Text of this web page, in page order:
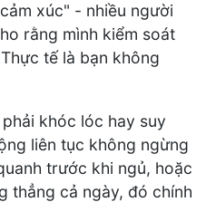
xúc" - nhiều người
rằng mình kiểm soát
tế là bạn không
khóc lóc hay suy
liên tục không ngừng
trước khi ngủ, hoặc
thẳng cả ngày, đó chính